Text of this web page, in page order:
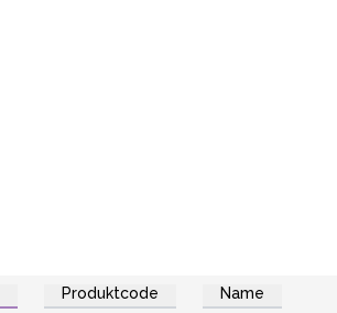
Produktcode Name
Anmelden oder Registrieren
für Großhandelspreise